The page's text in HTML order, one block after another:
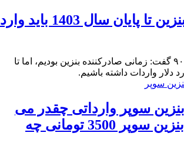
5 میلیارد دلار بنزین تا پایان سال 1403 باید وارد
عضو کمیسیون اصل ۹۰ گفت: زمانی صادرکننده بنزین بودیم، اما تا
سوپر وارداتی چقدر می
شود؟/ تکلیف بنزین سوپر 3500 تومانی چه